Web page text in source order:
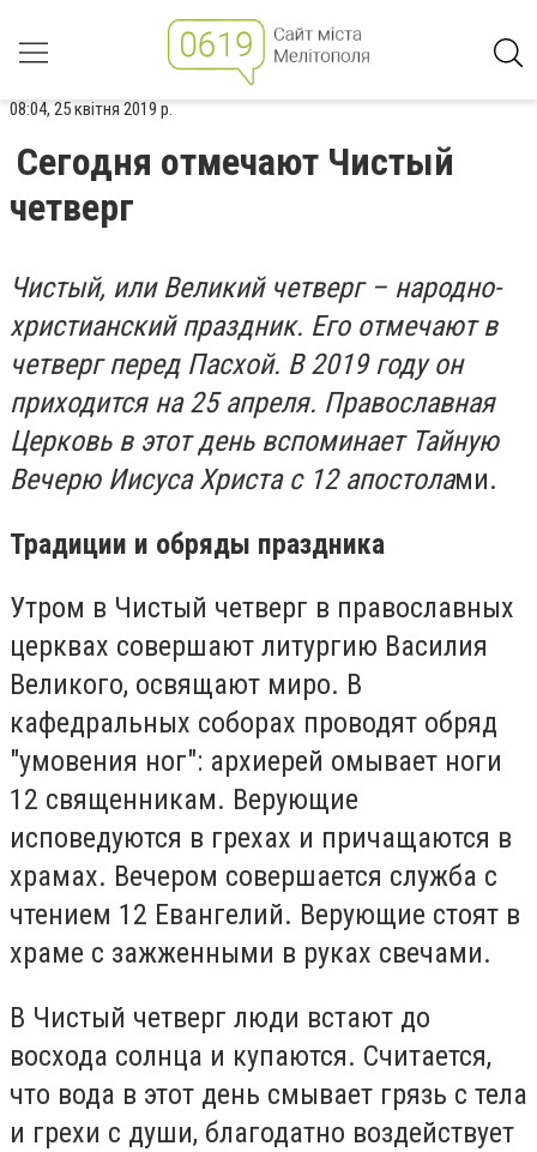
08:04, 25 квітня 2019 р.
Сегодня отмечают Чистый
четверг
Чистый, или Великий четверг – народно-
христианский праздник. Его отмечают в
четверг перед Пасхой. В 2019 году он
приходится на 25 апреля. Православная
Церковь в этот день вспоминает Тайную
Вечерю Иисуса Христа с 12 апостолами.
Традиции и обряды праздника
Утром в Чистый четверг в православных
церквах совершают литургию Василия
Великого, освящают миро. В
кафедральных соборах проводят обряд
"умовения ног": архиерей омывает ноги
12 священникам. Верующие
исповедуются в грехах и причащаются в
храмах. Вечером совершается служба с
чтением 12 Евангелий. Верующие стоят в
храме с зажженными в руках свечами.
В Чистый четверг люди встают до
восхода солнца и купаются. Считается,
что вода в этот день смывает грязь с тела
и грехи с души, благодатно воздействует